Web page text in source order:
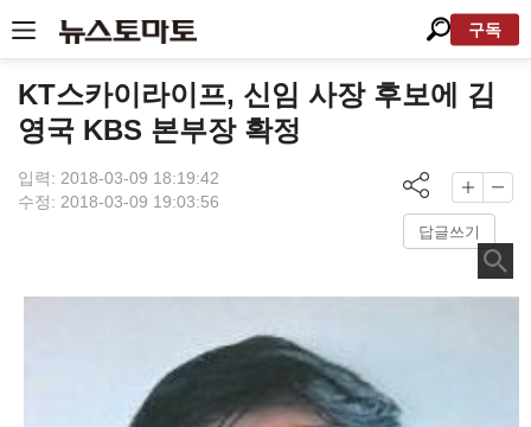
구독
KT스카이라이프, 신임 사장 후보에 김
영국 KBS 본부장 확정
입력: 2018-03-09 18:19:42
수정: 2018-03-09 19:03:56
답글쓰기